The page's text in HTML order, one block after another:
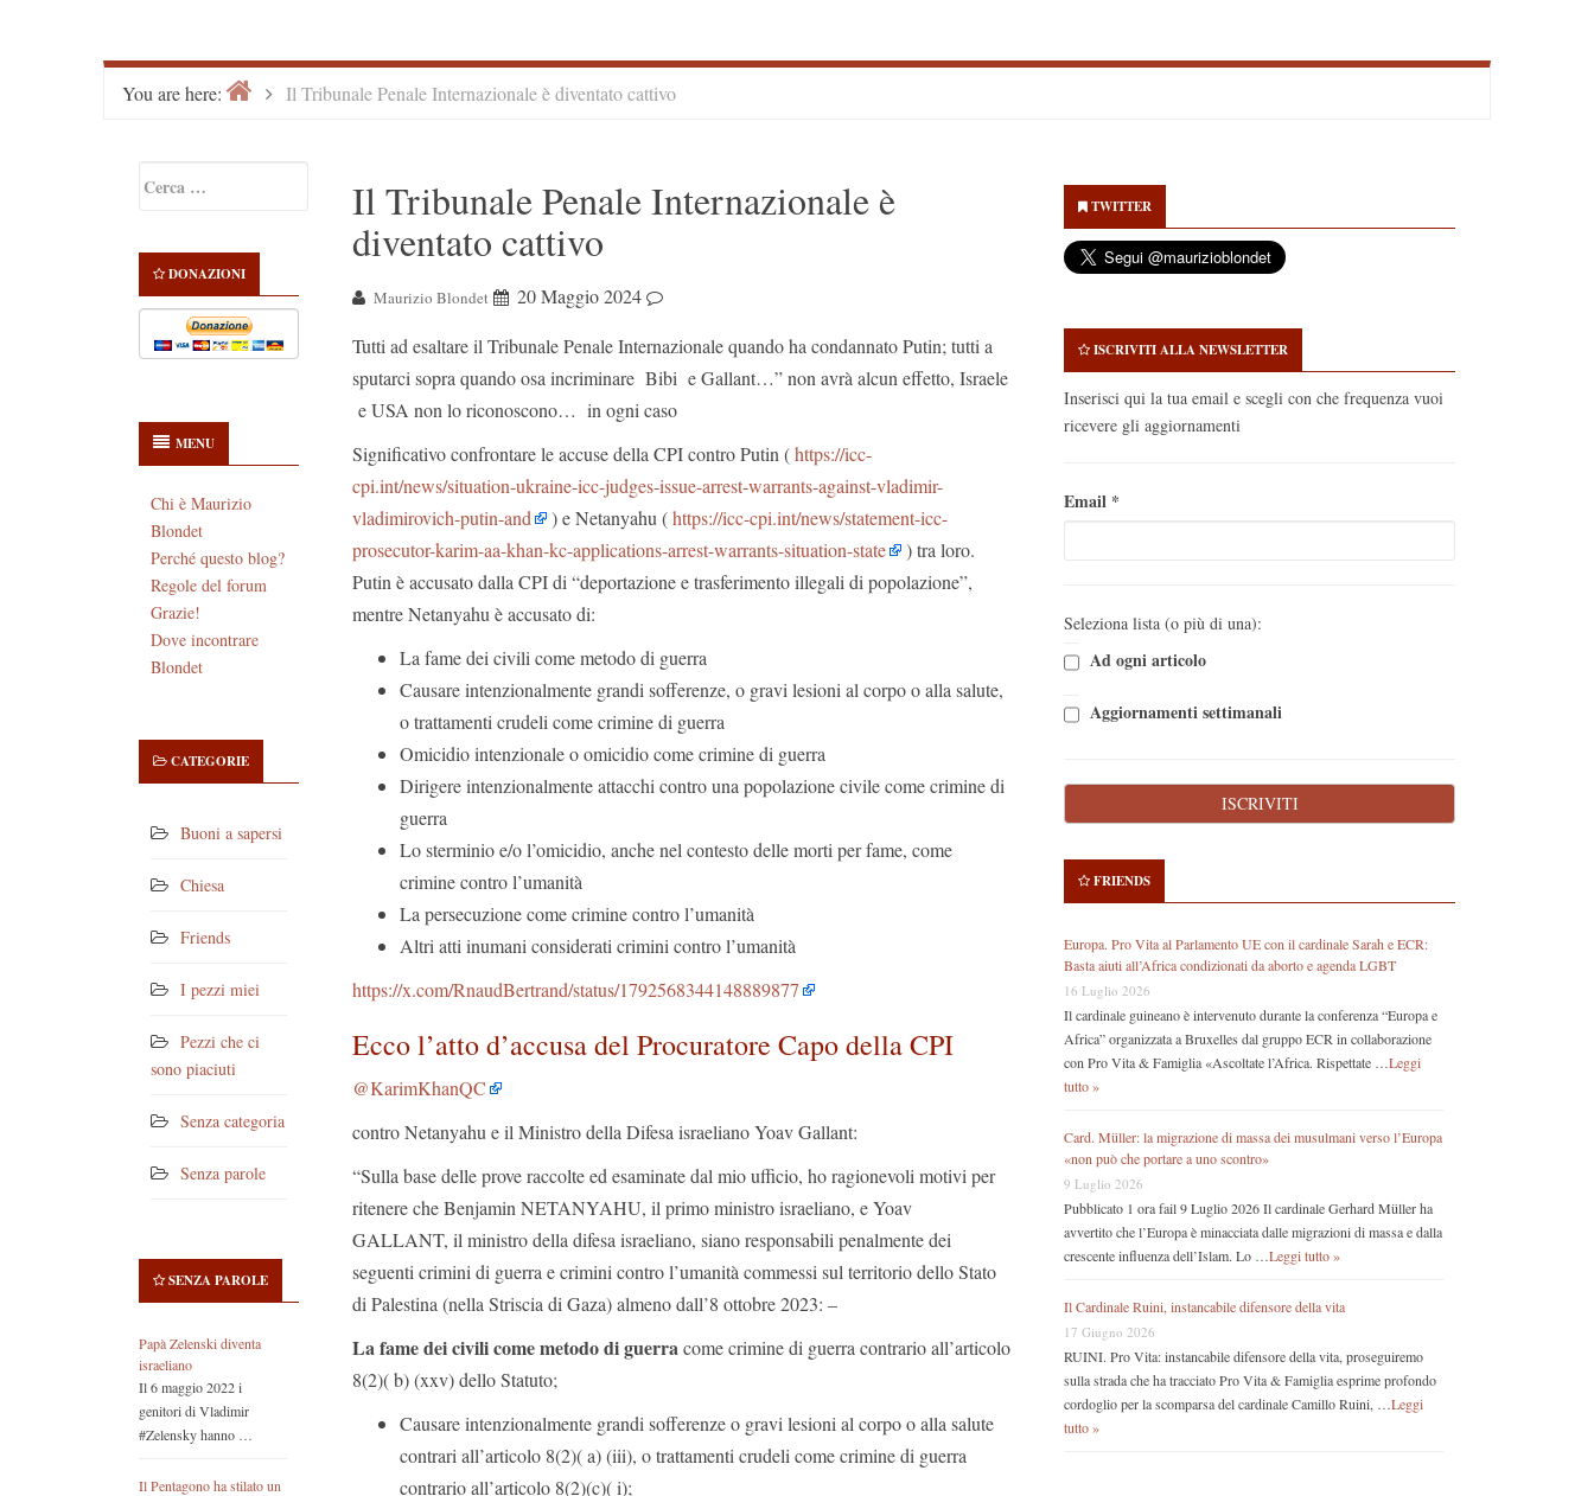
You are here: HomeIl Tribunale Penale Internazionale è diventato cattivo
Sidebar
per:
DONAZIONI
MENU
Chi è Maurizio
Blondet
Perché questo blog?
Regole del forum
Grazie!
Dove incontrare
Blondet
CATEGORIE
Buoni a sapersi
Chiesa
Friends
I pezzi miei
Pezzi che ci
sono piaciuti
Senza categoria
Senza parole
SENZA PAROLE
Papà Zelenski diventa
israeliano
Il 6 maggio 2022 i
genitori di Vladimir
#Zelensky hanno …
Il Pentagono ha stilato un
Il Tribunale Penale Internazionale è
diventato cattivo
Maurizio Blondet
20 Maggio 2024
Tutti ad esaltare il Tribunale Penale Internazionale quando ha condannato Putin; tutti a
sputarci sopra quando osa incriminare Bibi e Gallant…” non avrà alcun effetto, Israele
e USA non lo riconoscono… in ogni caso
Significativo confrontare le accuse della CPI contro Putin (https://icc-
cpi.int/news/situation-ukraine-icc-judges-issue-arrest-warrants-against-vladimir-
vladimirovich-putin-and
) e Netanyahu (https://icc-cpi.int/news/statement-icc-
prosecutor-karim-aa-khan-kc-applications-arrest-warrants-situation-state
) tra loro.
Putin è accusato dalla CPI di “deportazione e trasferimento illegali di popolazione”,
mentre Netanyahu è accusato di:
La fame dei civili come metodo di guerra
Causare intenzionalmente grandi sofferenze, o gravi lesioni al corpo o alla salute,
o trattamenti crudeli come crimine di guerra
Omicidio intenzionale o omicidio come crimine di guerra
Dirigere intenzionalmente attacchi contro una popolazione civile come crimine di
guerra
Lo sterminio e/o l’omicidio, anche nel contesto delle morti per fame, come
crimine contro l’umanità
La persecuzione come crimine contro l’umanità
Altri atti inumani considerati crimini contro l’umanità
https://x.com/RnaudBertrand/status/1792568344148889877
Ecco l’atto d’accusa del Procuratore Capo della CPI
@KarimKhanQC
contro Netanyahu e il Ministro della Difesa israeliano Yoav Gallant:
“Sulla base delle prove raccolte ed esaminate dal mio ufficio, ho ragionevoli motivi per
ritenere che Benjamin NETANYAHU, il primo ministro israeliano, e Yoav
GALLANT, il ministro della difesa israeliano, siano responsabili penalmente dei
seguenti crimini di guerra e crimini contro l’umanità commessi sul territorio dello Stato
di Palestina (nella Striscia di Gaza) almeno dall’8 ottobre 2023: –
La fame dei civili come metodo di guerracome crimine di guerra contrario all’articolo
8(2)( b) (xxv) dello Statuto;
Causare intenzionalmente grandi sofferenze o gravi lesioni al corpo o alla salute
contrari all’articolo 8(2)( a) (iii), o trattamenti crudeli come crimine di guerra
contrario all’articolo 8(2)(c)( i);
Sidebar
TWITTER
ISCRIVITI ALLA NEWSLETTER
Inserisci qui la tua email e scegli con che frequenza vuoi
ricevere gli aggiornamenti
Email *
Seleziona lista (o più di una):
Ad ogni articolo
Aggiornamenti settimanali
FRIENDS
Europa. Pro Vita al Parlamento UE con il cardinale Sarah e ECR:
Basta aiuti all’Africa condizionati da aborto e agenda LGBT
16 Luglio 2026
Il cardinale guineano è intervenuto durante la conferenza “Europa e
Africa” organizzata a Bruxelles dal gruppo ECR in collaborazione
con Pro Vita & Famiglia «Ascoltate l’Africa. Rispettate … Leggi
tutto »
Card. Müller: la migrazione di massa dei musulmani verso l’Europa
«non può che portare a uno scontro»
9 Luglio 2026
Pubblicato 1 ora fail 9 Luglio 2026 Il cardinale Gerhard Müller ha
avvertito che l’Europa è minacciata dalle migrazioni di massa e dalla
crescente influenza dell’Islam. Lo … Leggi tutto »
Il Cardinale Ruini, instancabile difensore della vita
17 Giugno 2026
RUINI. Pro Vita: instancabile difensore della vita, proseguiremo
sulla strada che ha tracciato Pro Vita & Famiglia esprime profondo
cordoglio per la scomparsa del cardinale Camillo Ruini, … Leggi
tutto »